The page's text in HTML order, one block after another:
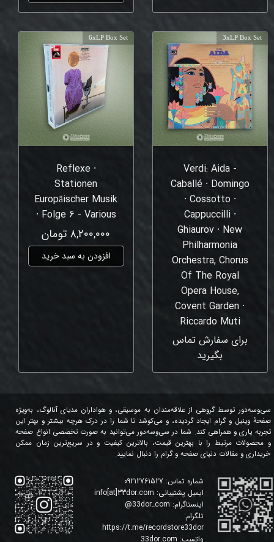
Verdi: Aida -
Caballé ⸱ Domingo
⸱ Cossotto ⸱
Cappuccilli ⸱
Ghiaurov ⸱ New
Philharmonia
Orchestra, Chorus
Of The Royal
Opera House,
Covent Garden ⸱
Riccardo Muti
برای سفارش تماس
بگیرید
3xLP Box Set
Reflexe ⸱
Stationen
Europäischer Musik
⸱ Folge 6 - Various
۸,۲۰۰,۰۰۰ تومان
افزودن به سبد خرید
6xLP Box Set
شماره تماس:
ایمیل پشتیبانی: info[at]33dor.com
اینستاگرام: 33dor_com
@
تلگرام:
https://t.me/recordstore33dor
واتسپ: 33dor.com
سی‌وسه‌دور توسط گروهی از علاقه‌مندان به موسیقی، و هواداران مدیای آنالوگ، به‌ویژه
صفحۀ وینیل و گرام ایجاد گردیده، و می‌کوشد تا شما را در درک هرچه بیشتر و بهتر این
تجربه یاری و همراهی کند. شما در سی‌وسه‌دور می‌توانید به صورت تخصصی انواع صفحه
و محصولات مرتبط را با بهترین قیمت، بالاترین کیفیت و در سریع‌ترین زمان ممکن
خریداری و مقالات دنیای صفحه و گرام را دنبال نمایید.